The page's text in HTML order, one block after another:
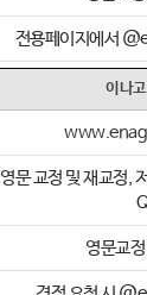
전용페이지에서
이나
영문 교정 및 재교정,
영문교